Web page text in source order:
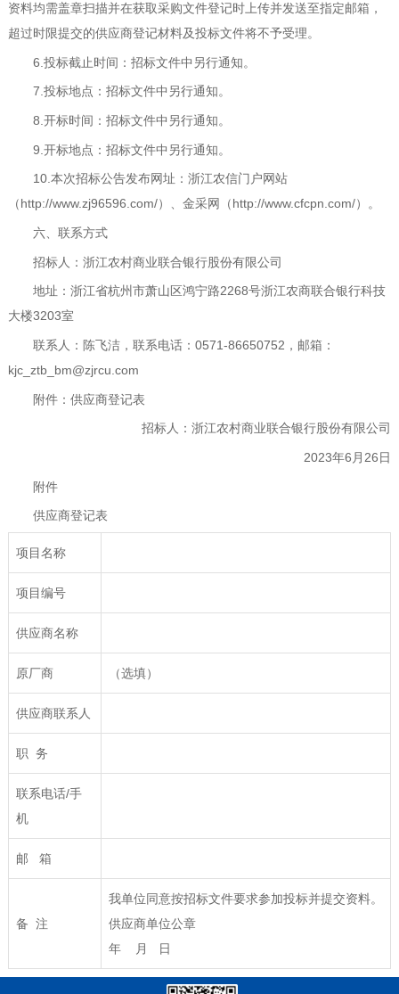
资料均需盖章扫描并在获取采购文件登记时上传并发送至指定邮箱，
超过时限提交的供应商登记材料及投标文件将不予受理。
6.投标截止时间：招标文件中 另行通知。
7.投标地点：招标文件中 另行通知。
8.开标时间：招标文件中 另行通知。
9.开标地点：招标文件中 另行通知。
10.本次招标公告发布网址：浙江农信门户网站
（http://www.zj96596.com/）、金采网（http://www.cfcpn.com/）。
六、联系方式
招标人：浙江农村商业联合银行股份有限公司
地址：浙江省杭州市萧山区鸿宁路2268号浙江农商联合银行科技
大楼3203室
联系人：陈飞洁，联系电话：0571-86650752 ， 邮箱：
kjc_ztb_bm@zjrcu.com
附件：供应商登记表
招标人：浙江农村商业联合银行股份有限公司
2023年6 月 26日
附件
供应商登记表
项目名称
项目编号
供应商名称
原厂商 （选填）
供应商联系人
职 务
联系电话/手
机
邮 箱
备 注
我单位同意按招标文件要求参加投标并提交资料。
供应商单位公章
年 月 日